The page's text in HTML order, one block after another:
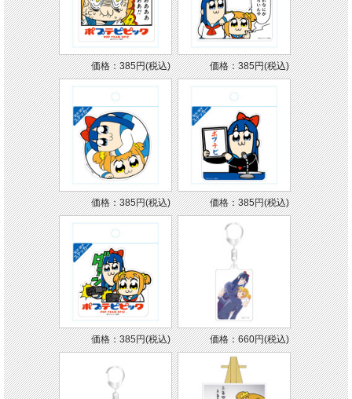
価格：385円(税込) 価格：385円(税込)
価格：385円(税込) 価格：385円(税込)
価格：385円(税込) 価格：660円(税込)